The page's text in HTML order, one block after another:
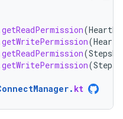
getReadPermission(
getWritePermission(
getReadPermission(
getWritePermission(
. kt